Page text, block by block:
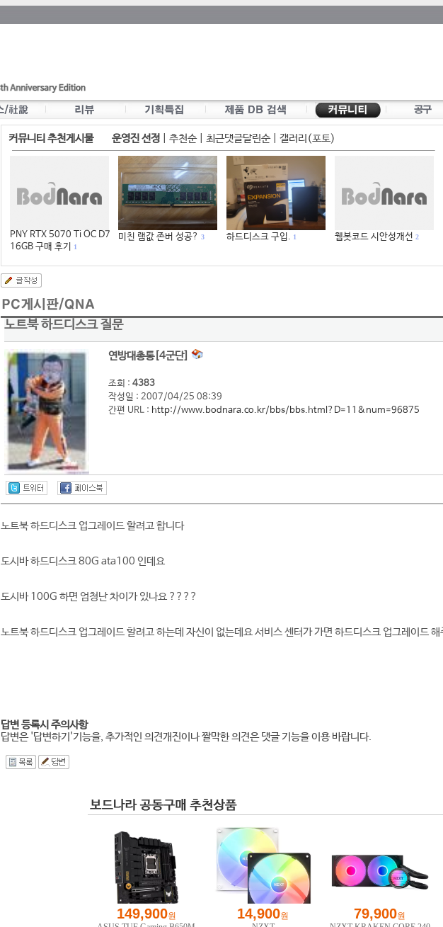
커뮤니티 추천게시물 운영진 선정 추천순| 최근댓글달린순| 갤러리(포토)
PNY RTX 5070 Ti OC D7
16GB 구매 후기
1
미친 램값 존버 성공? 3 하드디스크 구입. 1 웹봇코드 시안성개선 2
노트북 하드디스크 질문
연방대총통[4군단]
조회 : 4383
작성일 : 2007/04/25 08:39
간편 URL : http://www.bodnara.co.kr/bbs/bbs.html?D=11&num=96875
노트북 하드디스크 업그레이드 할려고 합니다
도시바 하드디스크 80G ata100 인데요
도시바 100G 하면 엄청난 차이가 있나요 ????
노트북 하드디스크 업그레이드 할려고 하는데 자신이 없는데요 서비스 센터가 가면 하드디스크 업그레이드 해
답변 등록시 주의사항
답변은 '답변하기'기능을, 추가적인 의견개진이나 짤막한 의견은 댓글 기능을 이용 바랍니다.